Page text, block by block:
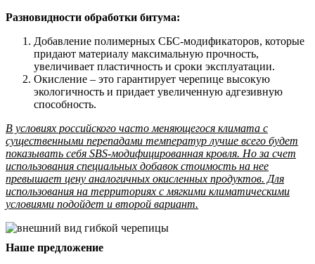
Разновидности обработки битума:
Добавление полимерных СБС-модификаторов, которые
придают материалу максимальную прочность,
увеличивает пластичность и сроки эксплуатации.
Окисление – это гарантирует черепице высокую
экологичность и придает увеличенную адгезивную
способность.
В условиях российского часто меняющегося климата с
существенными перепадами температур лучше всего будет
показывать себя SBS-модифицированная кровля. Но за счет
использования специальных добавок стоимость на нее
превышает цену аналогичных окисленных продуктов. Для
использования на территориях с мягкими климатическими
условиями подойдет и второй вариант.
Наше предложение